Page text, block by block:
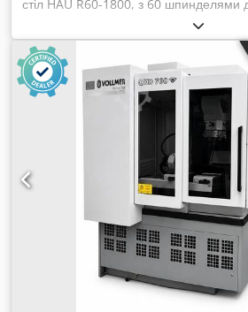
стіл HAU R60-1800, з 60 шпинделями
деталей, встановленими по колу
полірувальні установки, кожна
полірувальні вали діаметром 50 мм,
полірувального круга: 2 x 400 мм + 1 x
максимальний діаметр
Моторизоване регулювання по
обладнана комплексною системою
полірувальної пасти. Додаткові
ТАКОЖ МОЖЕМО ЗАПРОПОНУВАТИ
КАПІТАЛЬНИЙ РЕМОНТ ІСНУЮЧОГО
СТОЛУ HAU (ТАКТУЮЧОГО ЧИ
БУДЬ-ЯКОЇ МАШИНИ HAU,
КАНАЛ. Cedpfem Nbubjx Ap Isrf